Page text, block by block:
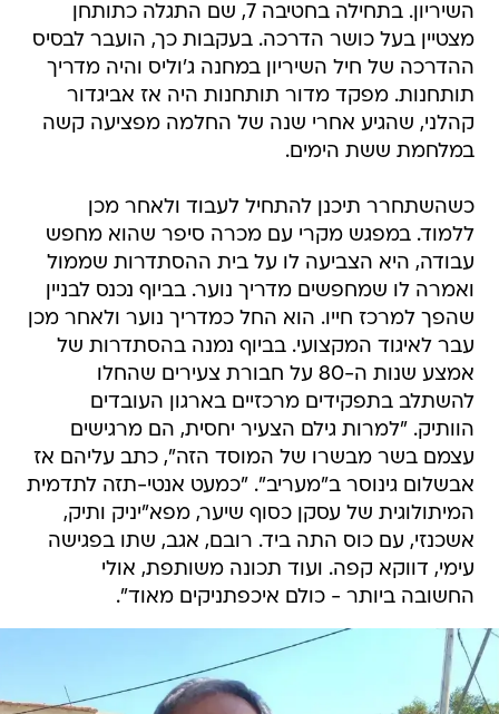
השיריון. בתחילה בחטיבה 7, שם התגלה כתותחן
מצטיין בעל כושר הדרכה. בעקבות כך, הועבר לבסיס
ההדרכה של חיל השיריון במחנה ג'וליס והיה מדריך
תותחנות. מפקד מדור תותחנות היה אז אביגדור
קהלני, שהגיע אחרי שנה של החלמה מפציעה קשה
במלחמת ששת הימים.
כשהשתחרר תיכנן להתחיל לעבוד ולאחר מכן
ללמוד. במפגש מקרי עם מכרה סיפר שהוא מחפש
עבודה, היא הצביעה לו על בית ההסתדרות שממול
ואמרה לו שמחפשים מדריך נוער. בביוף נכנס לבניין
שהפך למרכז חייו. הוא החל כמדריך נוער ולאחר מכן
עבר לאיגוד המקצועי. בביוף נמנה בהסתדרות של
אמצע שנות ה-80 על חבורת צעירים שהחלו
להשתלב בתפקידים מרכזיים בארגון העובדים
הוותיק. "למרות גילם הצעיר יחסית, הם מרגישים
עצמם בשר מבשרו של המוסד הזה", כתב עליהם אז
אבשלום גינוסר ב"מעריב". "כמעט אנטי-תזה לתדמית
המיתולוגית של עסקן כסוף שיער, מפא"יניק ותיק,
אשכנזי, עם כוס התה ביד. רובם, אגב, שתו בפגישה
עימי, דווקא קפה. ועוד תכונה משותפת, אולי
החשובה ביותר - כולם איכפתניקים מאוד".